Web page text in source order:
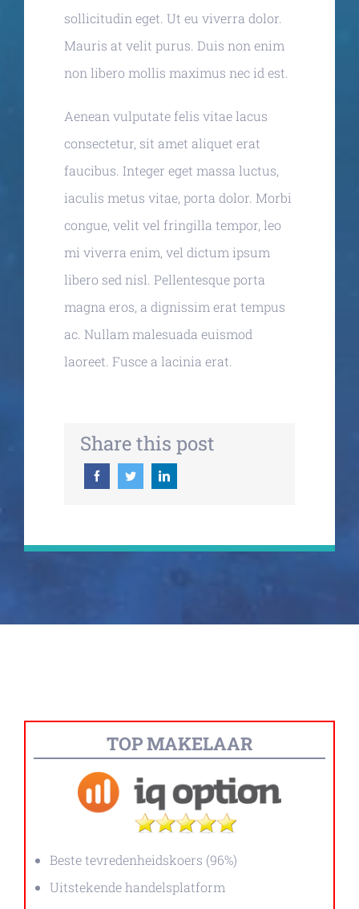
sollicitudin eget. Ut eu viverra dolor.
Mauris at velit purus. Duis non enim
non libero mollis maximus nec id est.
Aenean vulputate felis vitae lacus
consectetur, sit amet aliquet erat
faucibus. Integer eget massa luctus,
iaculis metus vitae, porta dolor. Morbi
congue, velit vel fringilla tempor, leo
mi viverra enim, vel dictum ipsum
libero sed nisl. Pellentesque porta
magna eros, a dignissim erat tempus
ac. Nullam malesuada euismod
laoreet. Fusce a lacinia erat.
Share this post
TOP MAKELAAR
Beste tevredenheidskoers (96%)
Uitstekende handelsplatform